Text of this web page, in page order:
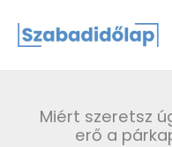
content
Miért szeretsz
erő a